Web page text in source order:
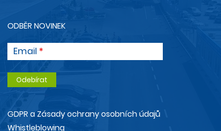
ODBĚR NOVINEK
Email
GDPR a Zásady ochrany osobních údajů
Whistleblowing